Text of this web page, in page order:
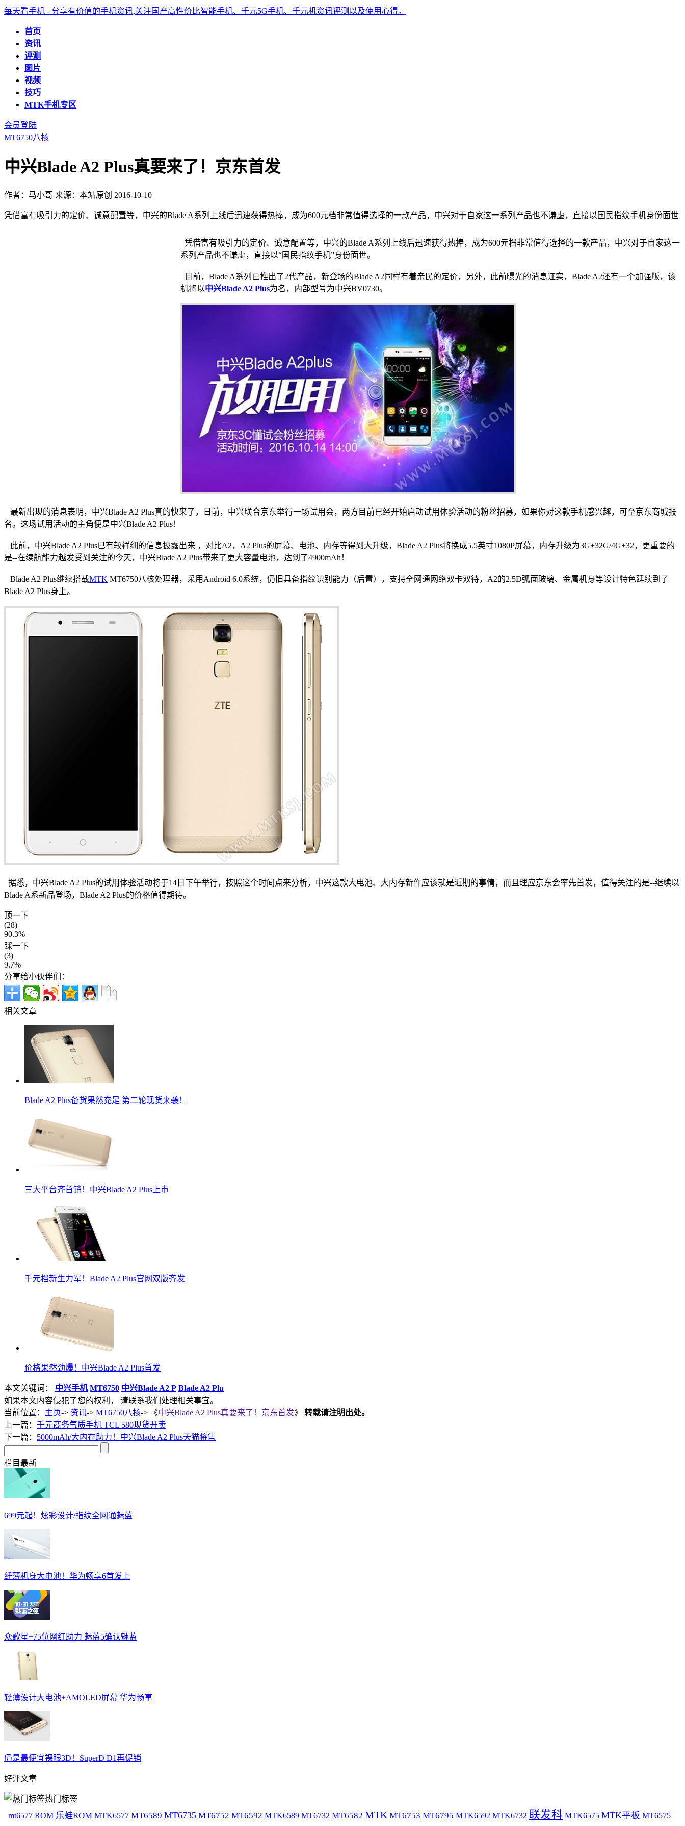
每天看手机 - 分享有价值的手机资讯,关注国产高性价比智能手机、千元5G手机、千元机资讯评测以及使用心得。
首页
资讯
评测
图片
视频
技巧
MTK手机专区
会员登陆
MT6750八核
中兴Blade A2 Plus真要来了！京东首发
作者：马小哥 来源：本站原创 2016-10-10
凭借富有吸引力的定价、诚意配置等，中兴的Blade A系列上线后迅速获得热捧，成为600元档非常值得选择的一款产品，中兴对于自家这一系列产品也不谦虚，直接以国民指纹手机身份面世
凭借富有吸引力的定价、诚意配置等，中兴的Blade A系列上线后迅速获得热捧，成为600元档非常值得选择的一款产品，中兴对于自家这一
系列产品也不谦虚，直接以“国民指纹手机”身份面世。
目前，Blade A系列已推出了2代产品，新登场的Blade A2同样有着亲民的定价，另外，此前曝光的消息证实，Blade A2还有一个加强版，该
机将以中兴Blade A2 Plus为名，内部型号为中兴BV0730。
最新出现的消息表明，中兴Blade A2 Plus真的快来了，日前，中兴联合京东举行一场试用会，两方目前已经开始启动试用体验活动的粉丝招募，如果你对这款手机感兴趣，可至京东商城报
名。这场试用活动的主角便是中兴Blade A2 Plus！
此前，中兴Blade A2 Plus已有较祥细的信息披露出来 ，对比A2，A2 Plus的屏幕、电池、内存等得到大升级，Blade A2 Plus将换成5.5英寸1080P屏幕，内存升级为3G+32G/4G+32，更重要的
是--在续航能力越发受到关注的今天，中兴Blade A2 Plus带来了更大容量电池，达到了4900mAh！
Blade A2 Plus继续搭载MTK MT6750八核处理器，采用Android 6.0系统，仍旧具备指纹识别能力（后置），支持全网通网络双卡双待，A2的2.5D弧面玻璃、金属机身等设计特色延续到了
Blade A2 Plus身上。
据悉，中兴Blade A2 Plus的试用体验活动将于14日下午举行，按照这个时间点来分析，中兴这款大电池、大内存新作应该就是近期的事情，而且理应京东会率先首发，值得关注的是--继续以
Blade A系新品登场，Blade A2 Plus的价格值得期待。
顶一下
(28)
90.3%
踩一下
(3)
9.7%
分享给小伙伴们：
相关文章
Blade A2 Plus备货果然充足 第二轮现货来袭！
三大平台齐首销！中兴Blade A2 Plus上市
千元档新生力军！Blade A2 Plus官网双版齐发
价格果然劲爆！中兴Blade A2 Plus首发
本文关键词： 中兴手机 MT6750 中兴Blade A2 P Blade A2 Plu
如果本文内容侵犯了您的权利， 请联系我们处理相关事宜。
当前位置： 主页-> 资讯-> MT6750八核-> 《中兴Blade A2 Plus真要来了！京东首发》 转载请注明出处。
上一篇： 千元商务气质手机 TCL 580现货开卖
下一篇： 5000mAh/大内存助力！中兴Blade A2 Plus天猫将售
栏目最新
699元起！炫彩设计/指纹全网通魅蓝
纤薄机身大电池！华为畅享6首发上
众歌星+75位网红助力 魅蓝5确认魅蓝
轻薄设计大电池+AMOLED屏幕 华为畅享
仍是最便宜裸眼3D！SuperD D1再促销
好评文章
热门标签
mt6577 ROM 乐蛙ROM MTK6577 MT6589 MT6735 MT6752 MT6592 MTK6589 MT6732 MT6582 MTK MT6753 MT6795 MTK6592 MTK6732 联发科 MTK6575 MTK平板 MT6575